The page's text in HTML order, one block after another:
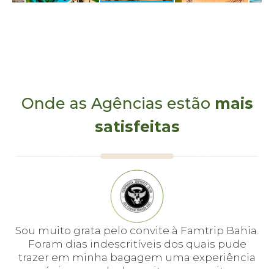
Onde as Agências estão mais
satisfeitas
Sou muito grata pelo convite à Famtrip Bahia.
Foram dias indescritíveis dos quais pude
trazer em minha bagagem uma experiência